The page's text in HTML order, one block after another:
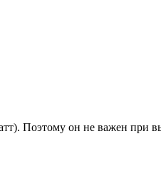
Поэтому он не важен при